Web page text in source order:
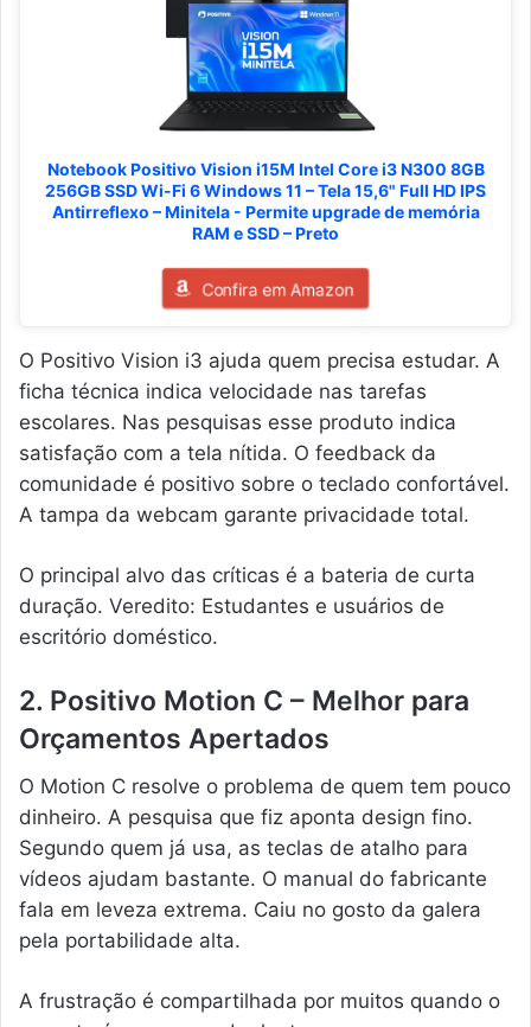
Notebook Positivo Vision i15M Intel Core i3 N300 8GB
256GB SSD Wi-Fi 6 Windows 11 – Tela 15,6" Full HD IPS
Antirreflexo – Minitela - Permite upgrade de memória
RAM e SSD – Preto
Confira em Amazon
O Positivo Vision i3 ajuda quem precisa estudar. A
ficha técnica indica velocidade nas tarefas
escolares. Nas pesquisas esse produto indica
satisfação com a tela nítida. O feedback da
comunidade é positivo sobre o teclado confortável.
A tampa da webcam garante privacidade total.
O principal alvo das críticas é a bateria de curta
duração. Veredito: Estudantes e usuários de
escritório doméstico.
2. Positivo Motion C – Melhor para
Orçamentos Apertados
O Motion C resolve o problema de quem tem pouco
dinheiro. A pesquisa que fiz aponta design fino.
Segundo quem já usa, as teclas de atalho para
vídeos ajudam bastante. O manual do fabricante
fala em leveza extrema. Caiu no gosto da galera
pela portabilidade alta.
A frustração é compartilhada por muitos quando o